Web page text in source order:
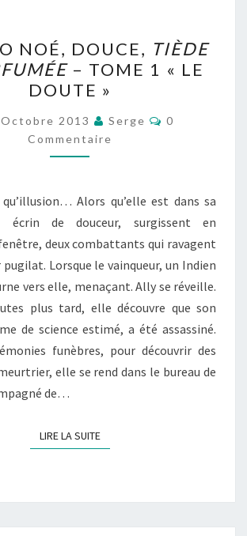
NOÉ,
DOUCE,
TIÈDE
ET
PARFUMÉE
–
1
« LE
DOUTE »
NOÉ, DOUCE, TIÈDE
– TOME 1 « LE
DOUTE »
2013 Serge
0
Commentaire
Alors qu’elle est dans sa
écrin de douceur, surgissent en
deux combattants qui ravagent
Lorsque le vainqueur, un Indien
vers elle, menaçant. Ally se réveille.
plus tard, elle découvre que son
de science estimé, a été assassiné.
funèbres, pour découvrir des
elle se rend dans le bureau de
de…
LIRE LA SUITELIRE LA SUITE